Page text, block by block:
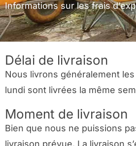
Informations sur les frais
Délai de livraison
Nous livrons généralement
lundi sont livrées la même
Moment de livraison
Bien que nous ne puissions
livraison prévue. La livraison